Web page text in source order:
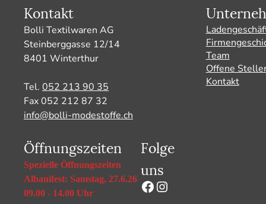
Kontakt
Bolli Textilwaren AG
Steinberggasse 12/14
8401 Winterthur
Tel. 052 213 90 35
Fax 052 212 87 32
info@bolli-modestoffe.ch
Öffnungszeiten
Spezielle Öffnungszeiten
Albanifest: Samstag, 27.6.26
09.00 - 14.00 Uhr
Folge
uns
Facebook
Instagram
Team
Offene
Kontakt